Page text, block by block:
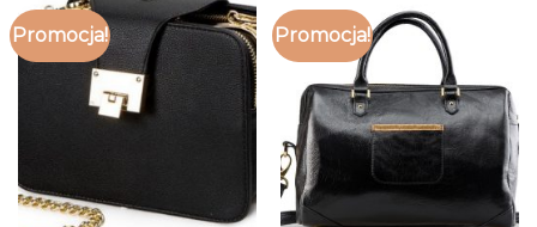
Promocja! Promocja!